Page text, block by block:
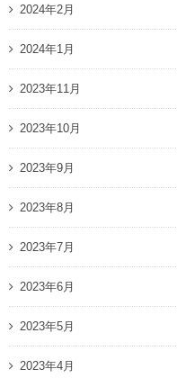
2024年2月
2024年1月
2023年11月
2023年10月
2023年9月
2023年8月
2023年7月
2023年6月
2023年5月
2023年4月